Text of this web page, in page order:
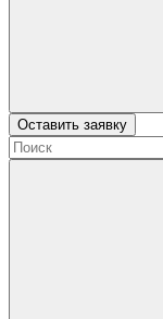
Оставить заявку